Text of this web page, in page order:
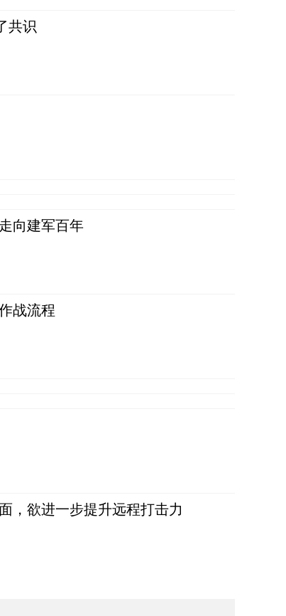
共识
向建军百年
战流程
，欲进一步提升远程打击力